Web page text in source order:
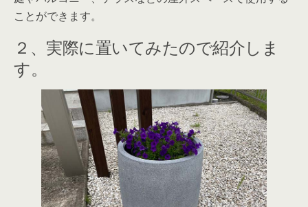
ことができます。
２、実際に置いてみたので紹介しま
す。